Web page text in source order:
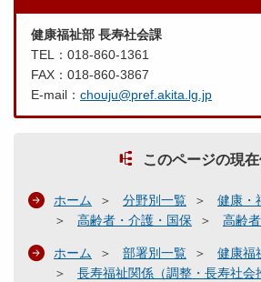
健康福祉部 長寿社会課
TEL：018-860-1361
FAX：018-860-3867
E-mail： chouju@pref.akita.lg.jp
このページの現
ホーム 分野別一覧
健康・
高齢者・介護・国保
高齢
ホーム 部署別一覧 健康福
長寿福祉関係（調整・長寿社会